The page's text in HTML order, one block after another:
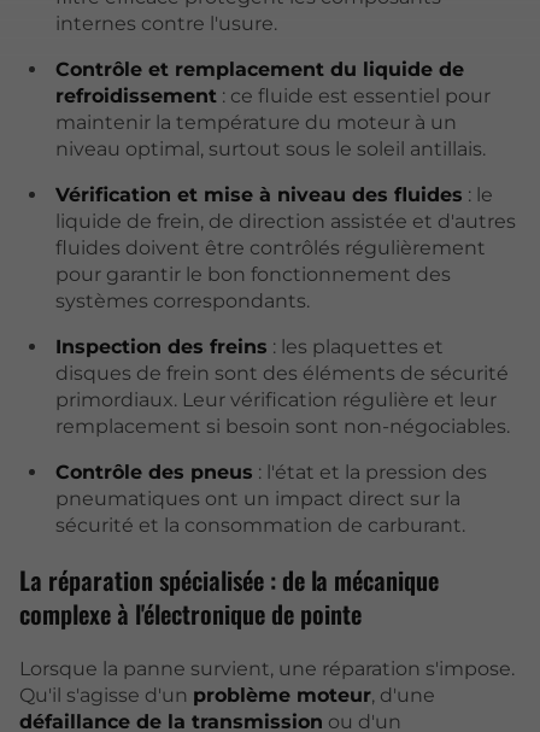
internes contre l'usure.
Contrôle et remplacement du liquide de
refroidissement: ce fluide est essentiel pour
maintenir la température du moteur à un
niveau optimal, surtout sous le soleil antillais.
Vérification et mise à niveau des fluides : le
liquide de frein, de direction assistée et d'autres
fluides doivent être contrôlés régulièrement
pour garantir le bon fonctionnement des
systèmes correspondants.
Inspection des freins : les plaquettes et
disques de frein sont des éléments de sécurité
primordiaux. Leur vérification régulière et leur
remplacement si besoin sont non-négociables.
Contrôle des pneus : l'état et la pression des
pneumatiques ont un impact direct sur la
sécurité et la consommation de carburant.
La réparation spécialisée : de la mécanique
complexe à l'électronique de pointe
Lorsque la panne survient, une réparation s'impose.
Qu'il s'agisse d'un problème moteur, d'une
défaillance de la transmission ou d'un